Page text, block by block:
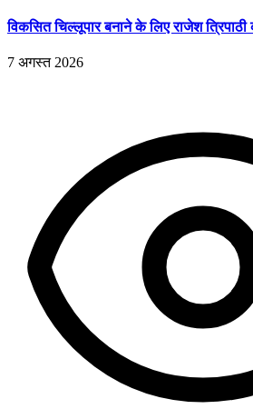
विकसित चिल्लूपार बनाने के लिए राजेश
7 अगस्त 2026